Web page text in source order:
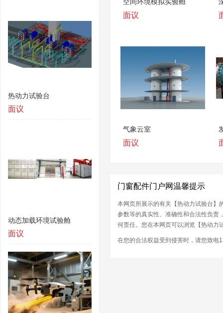
热动力试验台
面议
动态加载环境试验舱
面议
面议
气象云室
面议
门窗配件门户网温馨提示
本网页所展示的有关【热动力试验台】
参数等的真实性、准确性和合法性负责
何责任。您在本网页可以浏览【热动力
在您的合法权益受到侵害时，请您致